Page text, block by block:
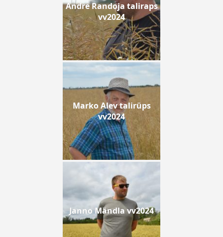
Andre Randoja taliraps
vv2024
Marko Alev talirüps
vv2024
Janno Mändla vv2024